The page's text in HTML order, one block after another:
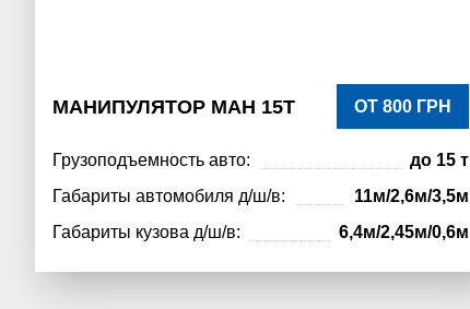
МАНИПУЛЯТОР МАН 15Т ОТ 800 ГРН
Грузоподъемность авто:
до 15 т
Габариты автомобиля д/ш/в:
11м/2,6м/3,5м
Габариты кузова д/ш/в:
6,4м/2,45м/0,6м